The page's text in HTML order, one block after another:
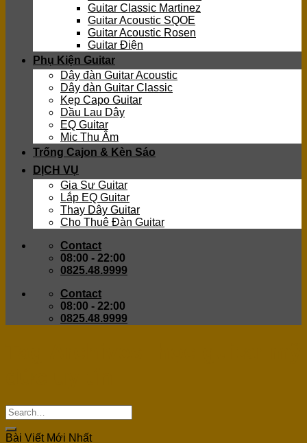
Guitar Classic Martinez
Guitar Acoustic SQOE
Guitar Acoustic Rosen
Guitar Điện
Phụ Kiện Guitar
Dây đàn Guitar Acoustic
Dây đàn Guitar Classic
Kẹp Capo Guitar
Dầu Lau Dây
EQ Guitar
Mic Thu Âm
Trống Cajon & Kèn Sáo
DỊCH VỤ
Gia Sư Guitar
Lắp EQ Guitar
Thay Dây Guitar
Cho Thuê Đàn Guitar
Contact
08:00 - 22:00
0825.48.9999
Contact
08:00 - 22:00
0825.48.9999
Bài Viết Mới Nhất